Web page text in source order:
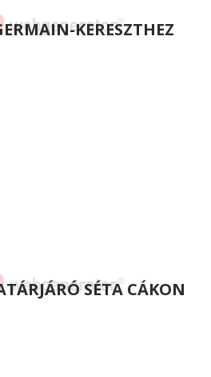
KERESZTHEZ
SÉTA CÁKON